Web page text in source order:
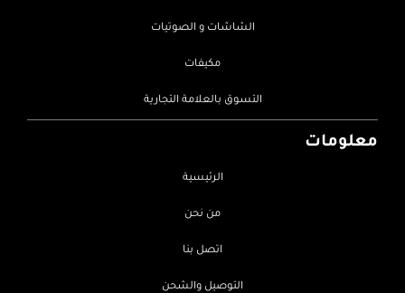
الشاشات و الصوتيات
مكيفات
التسوق بالعلامة التجارية
معلومات
الرئيسية
من نحن
اتصل بنا
التوصيل والشحن